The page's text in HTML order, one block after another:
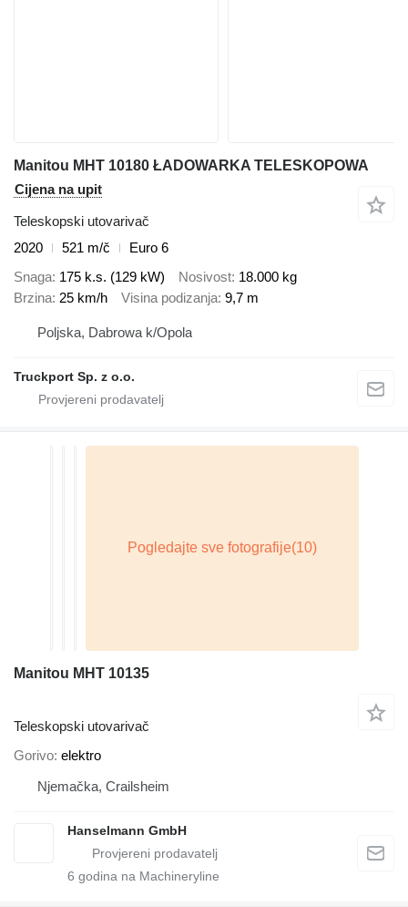
Manitou MHT 10180 ŁADOWARKA TELESKOPOWA
Cijena na upit
Teleskopski utovarivač
2020
521 m/č
Euro 6
Snaga 175 k.s. (129 kW) Nosivost 18.000 kg
Brzina 25 km/h Visina podizanja 9,7 m
Poljska, Dabrowa k/Opola
Truckport Sp. z o.o.
Manitou MHT 10135
Teleskopski utovarivač
Gorivo elektro
Njemačka, Crailsheim
Hanselmann GmbH
6 godina na Machineryline